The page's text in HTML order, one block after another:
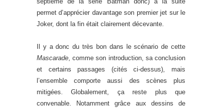
permet d’apprécier davantage son premier jet sur le
Joker, dont la fin était clairement décevante.
Il y a donc du très bon dans le scénario de cette
Mascarade , comme son introduction, sa conclusion
et certains passages (cités ci-dessus), mais
l’ensemble comporte aussi des scènes plus
mitigées. Globalement, ça reste plus que
convenable. Notamment grâce aux dessins de